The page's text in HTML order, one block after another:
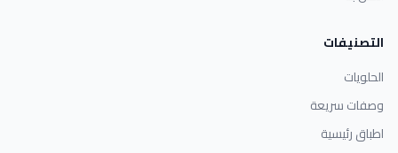
التصنيفات
الحلويات
وصفات سريعة
اطباق رئيسية